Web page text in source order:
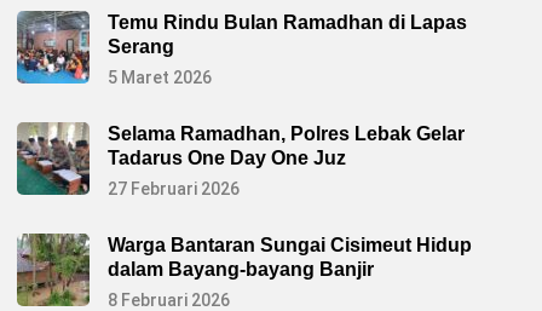
Temu Rindu Bulan Ramadhan di Lapas
Serang
5 Maret 2026
Selama Ramadhan, Polres Lebak Gelar
Tadarus One Day One Juz
27 Februari 2026
Warga Bantaran Sungai Cisimeut Hidup
dalam Bayang-bayang Banjir
8 Februari 2026